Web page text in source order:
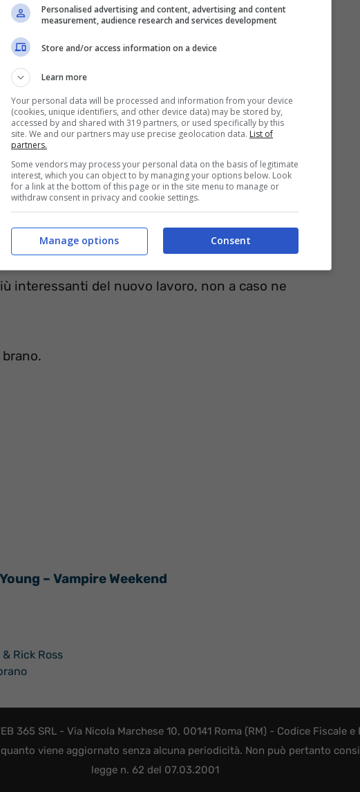
Nella clip vediamo la band ed alcune
Dave Longstreth dei Dirty Projectors, Sky
interessanti del nuovo lavoro, non a caso ne
– Vampire Weekend
Rick Ross
365 SRL - Via Nicola Marchese 10, 00141 Roma (RM) - Codice Fiscale e
viene aggiornato senza alcuna periodicità. Non può pertanto
legge n. 62 del 07.03.2001
Personalised advertising and content, advertising and content
measurement, audience research and services development
Store and/or access information on a device
Learn more
Your personal data will be processed and information from your device
(cookies, unique identifiers, and other device data) may be stored by,
accessed by and shared with 319 partners, or used specifically by this
site. We and our partners may use precise geolocation data. List of
partners.
Some vendors may process your personal data on the basis of legitimate
interest, which you can object to by managing your options below. Look
for a link at the bottom of this page or in the site menu to manage or
withdraw consent in privacy and cookie settings.
Consent
Manage options